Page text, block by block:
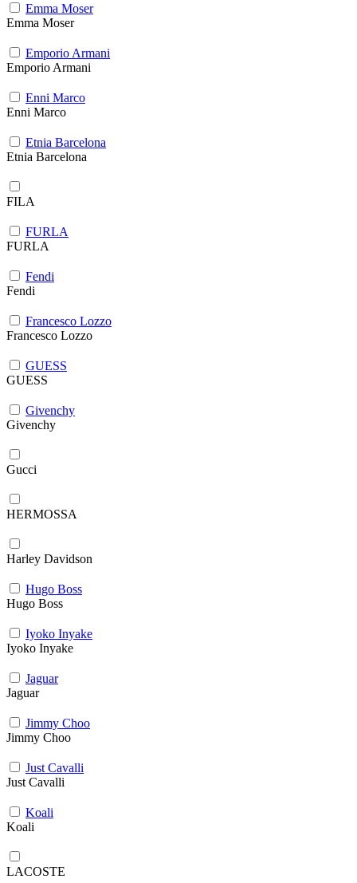
Emma Moser
Emma Moser
Emporio Armani
Emporio Armani
Enni Marco
Enni Marco
Etnia Barcelona
Etnia Barcelona
FILA
FURLA
FURLA
Fendi
Fendi
Francesco Lozzo
Francesco Lozzo
GUESS
GUESS
Givenchy
Givenchy
Gucci
HERMOSSA
Harley Davidson
Hugo Boss
Hugo Boss
Iyoko Inyake
Iyoko Inyake
Jaguar
Jaguar
Jimmy Choo
Jimmy Choo
Just Cavalli
Just Cavalli
Koali
Koali
LACOSTE